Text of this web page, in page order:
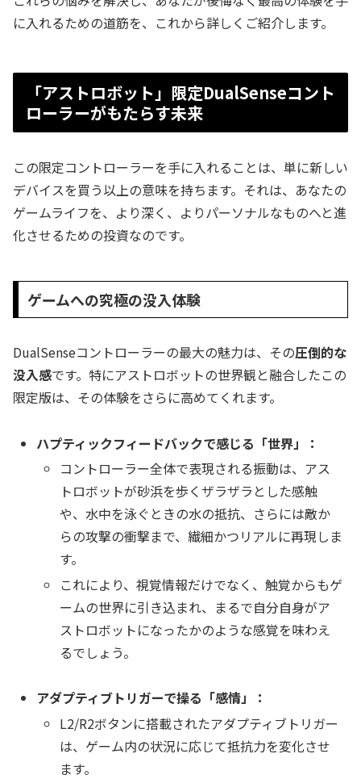
に入れるための道筋を、これから詳しくご紹介します。
「アストロボット」限定DualSenseコント
ローラーがもたらす未来
この限定コントローラーを手に入れることは、単に新しい
デバイスを買う以上の意味を持ちます。それは、あなたの
ゲームライフを、より深く、よりパーソナルなものへと進
化させるための投資なのです。
ゲームへの究極の没入体験
DualSenseコントローラーの最大の魅力は、その圧倒的な
没入感です。特にアストロボットの世界観と融合したこの
限定版は、その体験をさらに高めてくれます。
ハプティックフィードバックで感じる「世界」：
コントローラー全体で表現される振動は、アス
トロボットが砂浜を歩くザラザラとした感触
や、水中を泳ぐときの水の抵抗、さらには敵か
らの攻撃の衝撃まで、繊細かつリアルに再現しま
す。
これにより、視覚情報だけでなく、触覚からもゲ
ームの世界に引き込まれ、まるで自分自身がア
ストロボットになったかのような感覚を味わえ
るでしょう。
アダプティブトリガーで操る「感情」：
L2/R2ボタンに搭載されたアダプティブトリガー
は、ゲーム内の状況に応じて抵抗力を変化させ
ます。